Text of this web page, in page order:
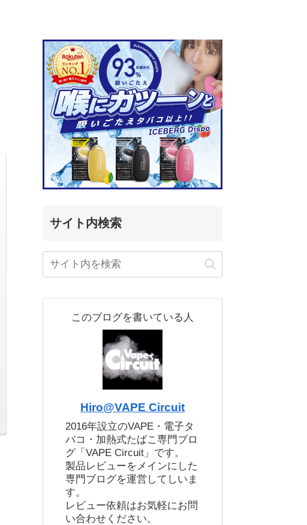
サイト内検索
このブログを書いている人
Hiro@VAPE Circuit
2016年設立のVAPE・電子タ
バコ・加熱式たばこ専門ブロ
グ「VAPE Circuit」です。
製品レビューをメインにした
専門ブログを運営してしいま
す。
レビュー依頼はお気軽にお問
い合わせください。